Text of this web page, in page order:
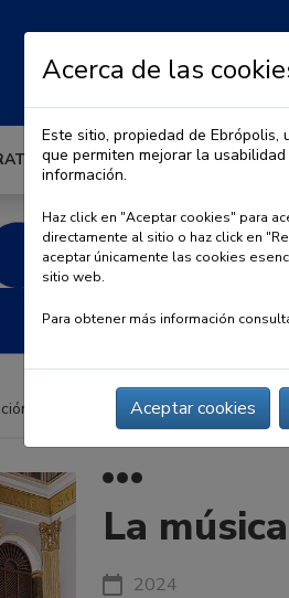
OBSERVATORIO
Cultural Inclu i Arte
La
2024
Acerca de las
Este sitio, propiedad de
que permiten mejorar la
información.
Haz click en "Aceptar cookies" para
directamente al sitio o haz click en
aceptar únicamente las cookies
sitio web.
Para obtener más información
Aceptar cookies